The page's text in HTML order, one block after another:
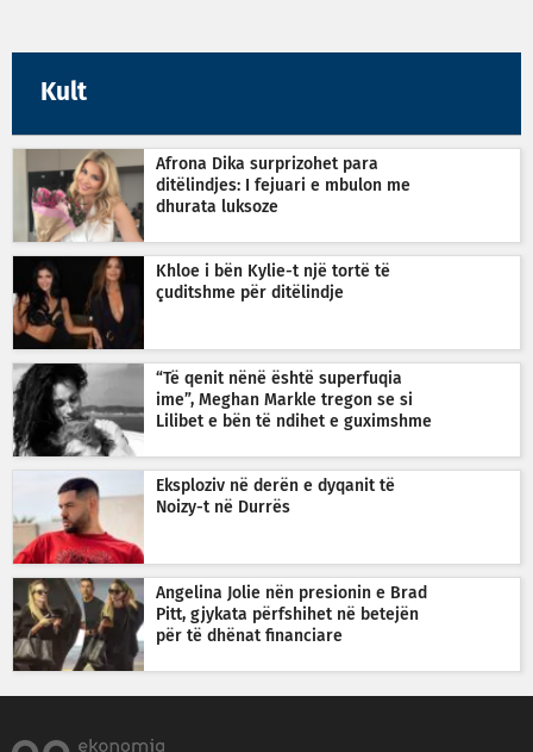
Kult
Afrona Dika surprizohet para
ditëlindjes: I fejuari e mbulon me
dhurata luksoze
Khloe i bën Kylie-t një tortë të
çuditshme për ditëlindje
“Të qenit nënë është superfuqia
ime”, Meghan Markle tregon se si
Lilibet e bën të ndihet e guximshme
Eksploziv në derën e dyqanit të
Noizy-t në Durrës
Angelina Jolie nën presionin e Brad
Pitt, gjykata përfshihet në betejën
për të dhënat financiare